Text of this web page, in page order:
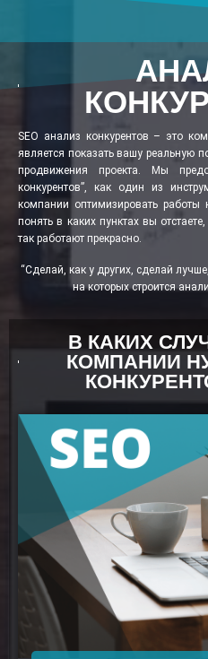
SEO анализ конкурентов – это
является показать вашу реальную
продвижения проекта. Мы
конкурентов”, как один из
компании оптимизировать работы
понять в каких пунктах вы
так работают прекрасно.
“Сделай, как у других, сделай
на которых строится
В КАКИХ
КОМПАНИИ